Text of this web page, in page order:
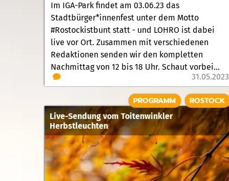
Im IGA-Park findet am 03.06.23 das
Stadtbürger*innenfest unter dem Motto
#Rostockistbunt statt - und LOHRO ist dabei
live vor Ort. Zusammen mit verschiedenen
Redaktionen senden wir den kompletten
Nachmittag von 12 bis 18 Uhr. Schaut vorbei...
31.05.2023
Live-Sendung vom Toitenwinkler
Herbstleuchten
PROGRAMM ROSTOCK